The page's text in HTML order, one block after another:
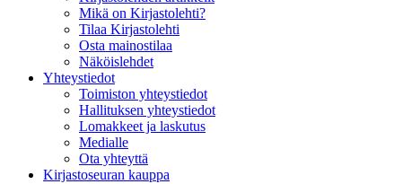
Mikä on Kirjastolehti?
Tilaa Kirjastolehti
Osta mainostilaa
Näköislehdet
Yhteystiedot
Toimiston yhteystiedot
Hallituksen yhteystiedot
Lomakkeet ja laskutus
Medialle
Ota yhteyttä
Kirjastoseuran kauppa